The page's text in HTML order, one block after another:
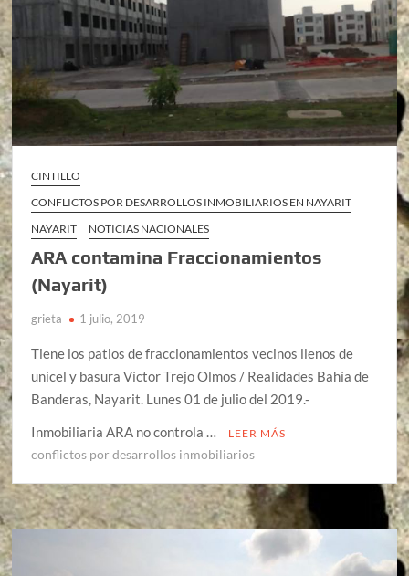
CINTILLO
CONFLICTOS POR DESARROLLOS INMOBILIARIOS EN NAYARIT
NAYARIT
NOTICIAS NACIONALES
ARA contamina Fraccionamientos
(Nayarit)
grieta 1 julio, 2019
Tiene los patios de fraccionamientos vecinos llenos de
unicel y basura Víctor Trejo Olmos / Realidades Bahía de
Banderas, Nayarit. Lunes 01 de julio del 2019.-
Inmobiliaria ARA no controla …
LEER MÁS
conflictos por desarrollos inmobiliarios